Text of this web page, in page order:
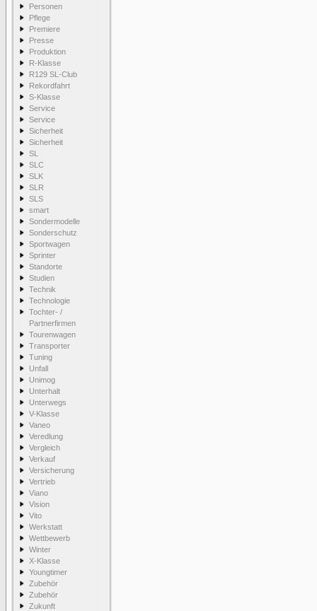
Personen
Pflege
Premiere
Presse
Produktion
R-Klasse
R129 SL-Club
Rekordfahrt
S-Klasse
Service
Service
Sicherheit
Sicherheit
SL
SLC
SLK
SLR
SLS
smart
Sondermodelle
Sonderschutz
Sportwagen
Sprinter
Standorte
Studien
Technik
Technologie
Tochter- /
Partnerfirmen
Tourenwagen
Transporter
Tuning
Unfall
Unimog
Unterhalt
Unterwegs
V-Klasse
Vaneo
Veredlung
Vergleich
Verkauf
Versicherung
Vertrieb
Viano
Vision
Vito
Werkstatt
Wettbewerb
Winter
X-Klasse
Youngtimer
Zubehör
Zubehör
Zukunft